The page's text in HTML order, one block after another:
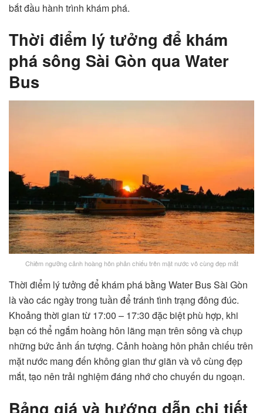
bắt đầu hành trình khám phá.
Thời điểm lý tưởng để khám
phá sông Sài Gòn qua Water
Bus
Chiêm ngưỡng cảnh hoàng hôn phản chiếu trên mặt nước vô cùng đẹp mắt
Thời điểm lý tưởng để khám phá bằng Water Bus Sài Gòn
là vào các ngày trong tuần để tránh tình trạng đông đúc.
Khoảng thời gian từ 17:00 – 17:30 đặc biệt phù hợp, khi
bạn có thể ngắm hoàng hôn lãng mạn trên sông và chụp
những bức ảnh ấn tượng. Cảnh hoàng hôn phản chiếu trên
mặt nước mang đến không gian thư giãn và vô cùng đẹp
mắt, tạo nên trải nghiệm đáng nhớ cho chuyến du ngoạn.
Bảng giá và hướng dẫn chi tiết